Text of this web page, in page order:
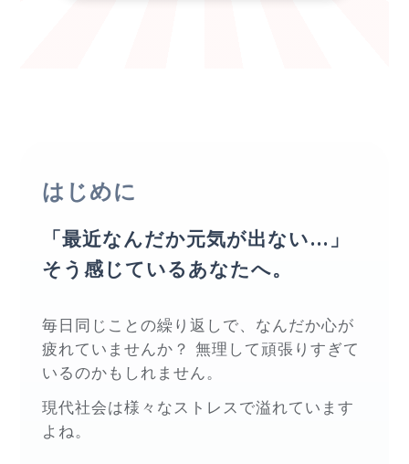
はじめに
「最近なんだか元気が出ない…」
そう感じているあなたへ。
毎日同じことの繰り返しで、なんだか心が
疲れていませんか？ 無理して頑張りすぎて
いるのかもしれません。
現代社会は様々なストレスで溢れています
よね。